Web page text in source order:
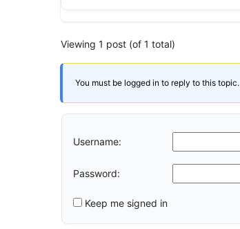
Viewing 1 post (of 1 total)
You must be logged in to reply to this topic.
Username:
Password:
Keep me signed in